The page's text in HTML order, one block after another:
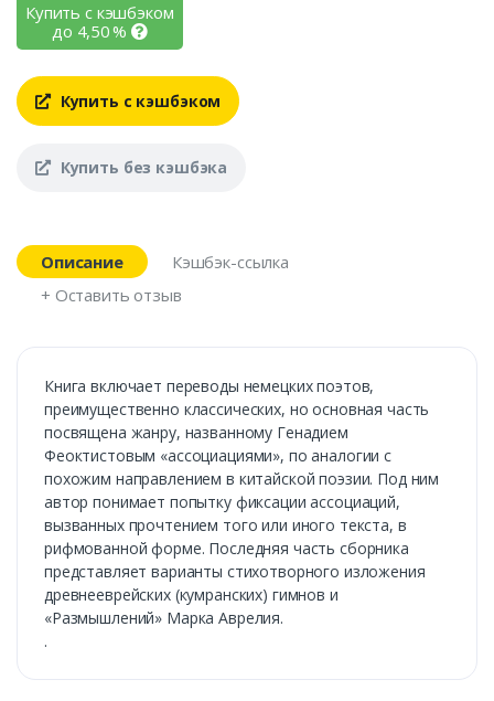
Купить с кэшбэком
до 4,50%
Купить с кэшбэком
Купить без кэшбэка
Описание
Кэшбэк-ссылка
+ Оставить отзыв
Книга включает переводы немецких поэтов,
преимущественно классических, но основная часть
посвящена жанру, названному Генадием
Феоктистовым «ассоциациями», по аналогии с
похожим направлением в китайской поэзии. Под ним
автор понимает попытку фиксации ассоциаций,
вызванных прочтением того или иного текста, в
рифмованной форме. Последняя часть сборника
представляет варианты стихотворного изложения
древнееврейских (кумранских) гимнов и
«Размышлений» Марка Аврелия.
.